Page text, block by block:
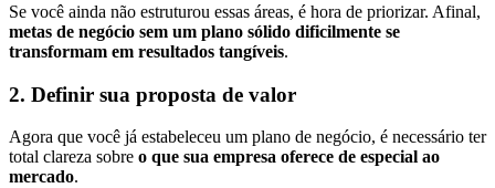
Se você ainda não estruturou essas áreas, é hora de priorizar. Afinal,
metas de negócio sem um plano sólido dificilmente se
transformam em resultados tangíveis.
2. Definir sua proposta de valor
Agora que você já estabeleceu um plano de negócio, é necessário ter
total clareza sobre o que sua empresa oferece de especial ao
mercado.